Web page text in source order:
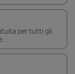
per tutti gli